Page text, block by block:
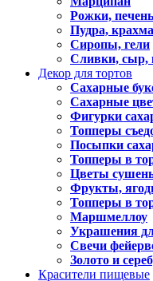
Рожки,
Пудра,
Сиропы, гели
Сливки, сыр,
Декор для тортов
Сахарные
Сахарные
Фигурки
Топперы
Посыпки
Топперы в
Цветы
Фрукты,
Топперы в
Маршмеллоу
Украшения
Свечи
Золото и
Красители пищевые